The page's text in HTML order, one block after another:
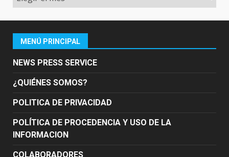
MENÚ PRINCIPAL
NEWS PRESS SERVICE
¿QUIÉNES SOMOS?
POLITICA DE PRIVACIDAD
POLÍTICA DE PROCEDENCIA Y USO DE LA
INFORMACION
COLABORADORES